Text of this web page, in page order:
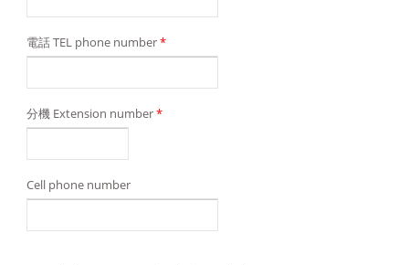
電話 TEL phone number*
分機 Extension number*
Cell phone number